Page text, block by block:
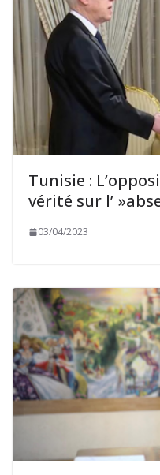
Tunisie :
vérité sur l’
03/04/2023